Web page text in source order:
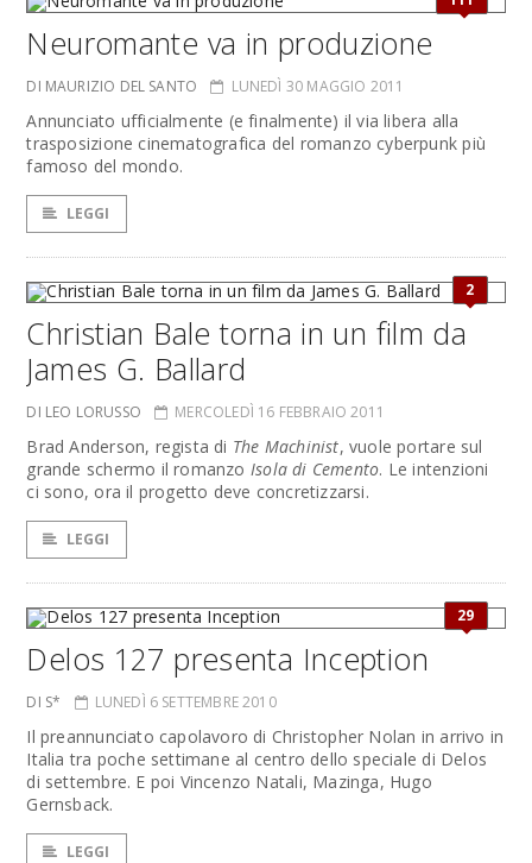
Neuromante va in produzione
DI MAURIZIO DEL SANTO LUNEDÌ 30 MAGGIO 2011
Annunciato ufficialmente (e finalmente) il via libera alla
trasposizione cinematografica del romanzo cyberpunk più
famoso del mondo.
LEGGI
2
Christian Bale torna in un film da
James G. Ballard
DI LEO LORUSSO MERCOLEDÌ 16 FEBBRAIO 2011
Brad Anderson, regista di The Machinist, vuole portare sul
grande schermo il romanzo Isola di Cemento. Le intenzioni
ci sono, ora il progetto deve concretizzarsi.
LEGGI
29
Delos 127 presenta Inception
DI S* LUNEDÌ 6 SETTEMBRE 2010
Il preannunciato capolavoro di Christopher Nolan in arrivo in
Italia tra poche settimane al centro dello speciale di Delos
di settembre. E poi Vincenzo Natali, Mazinga, Hugo
Gernsback.
LEGGI